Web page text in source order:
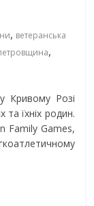
, ветеранська
,
Кривому Розі
та їхніх родин.
Family Games,